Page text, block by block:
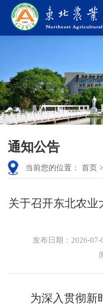
通知公告
当前您的位置： 首页 >
关于召开东北农业
发布日期：2026-07-
为深入贯彻新